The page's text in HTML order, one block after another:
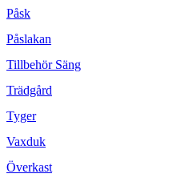
Påsk
Påslakan
Tillbehör Säng
Trädgård
Tyger
Vaxduk
Överkast